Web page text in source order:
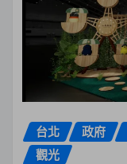
台北 政府
觀光